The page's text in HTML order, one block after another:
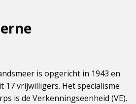
is opgericht in 1943 en
17 vrijwilligers. Het specialisme
is de Verkenningseenheid (VE).